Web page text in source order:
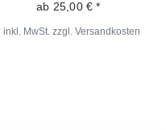
Jogginghose - Design